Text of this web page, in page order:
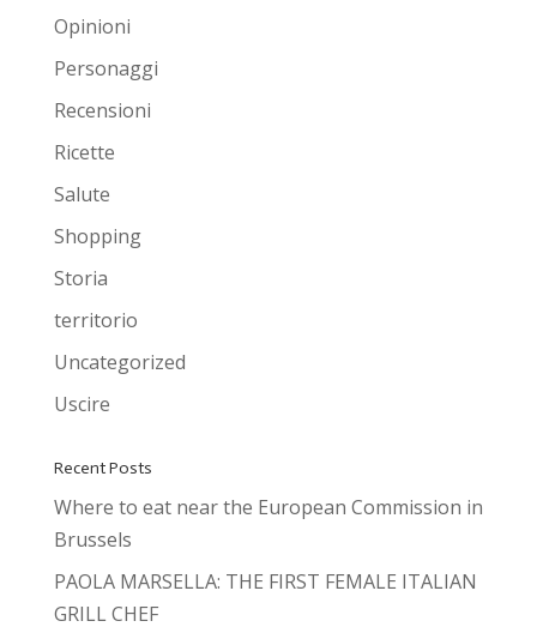
Opinioni
Personaggi
Recensioni
Ricette
Salute
Shopping
Storia
territorio
Uncategorized
Uscire
Recent Posts
Where to eat near the European Commission in
Brussels
PAOLA MARSELLA: THE FIRST FEMALE ITALIAN
GRILL CHEF